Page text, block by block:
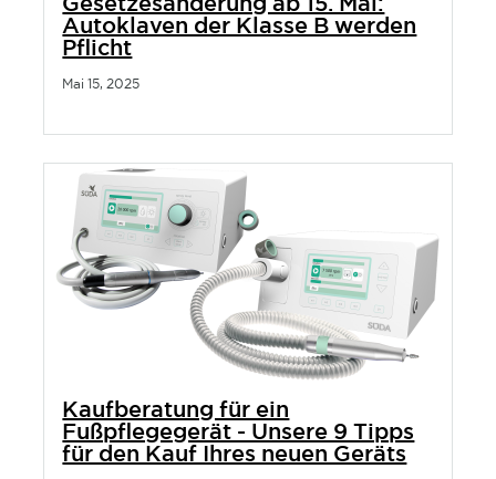
Autoklaven der Klasse B werden
Pflicht
Mai 15, 2025
Kaufberatung für ein
Fußpflegegerät - Unsere 9 Tipps
für den Kauf Ihres neuen Geräts